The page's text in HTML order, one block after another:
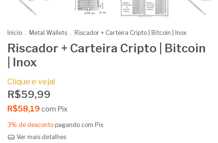
Início . Metal Wallets . Riscador + Carteira Cripto | Bitcoin | Inox
Riscador + Carteira Cripto | Bitcoin
| Inox
Clique e veja!
R$59,99
R$58,19 com Pix
3% de desconto pagando com Pix
Ver mais detalhes